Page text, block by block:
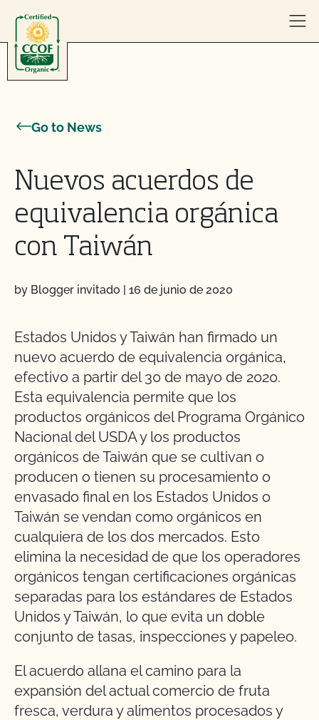
Go to News
Nuevos acuerdos de
equivalencia orgánica
con Taiwán
by Blogger invitado | 16 de junio de 2020
Estados Unidos y Taiwán han firmado un
nuevo acuerdo de equivalencia orgánica,
efectivo a partir del 30 de mayo de 2020.
Esta equivalencia permite que los
productos orgánicos del Programa Orgánico
Nacional del USDA y los productos
orgánicos de Taiwán que se cultivan o
producen o tienen su procesamiento o
envasado final en los Estados Unidos o
Taiwán se vendan como orgánicos en
cualquiera de los dos mercados. Esto
elimina la necesidad de que los operadores
orgánicos tengan certificaciones orgánicas
separadas para los estándares de Estados
Unidos y Taiwán, lo que evita un doble
conjunto de tasas, inspecciones y papeleo.
El acuerdo allana el camino para la
expansión del actual comercio de fruta
fresca, verdura y alimentos procesados y